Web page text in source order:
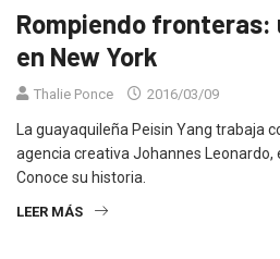
Rompiendo
en New York
Thalie Ponce 2016/03/09
La guayaquileña Peisin Yang trabaja
agencia creativa Johannes Leonardo,
Conoce su historia.
LEER MÁS